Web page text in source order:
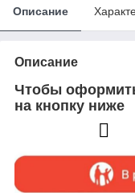
Описание
Описание
Чтобы
на кнопку ниже